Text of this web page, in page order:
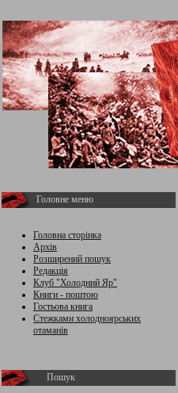
Головне меню
Головна сторінка
Архів
Розширений пошук
Редакція
Клуб "Холодний Яр"
Книги - поштою
Гостьова книга
Стежками холодноярських
отаманів
Пошук